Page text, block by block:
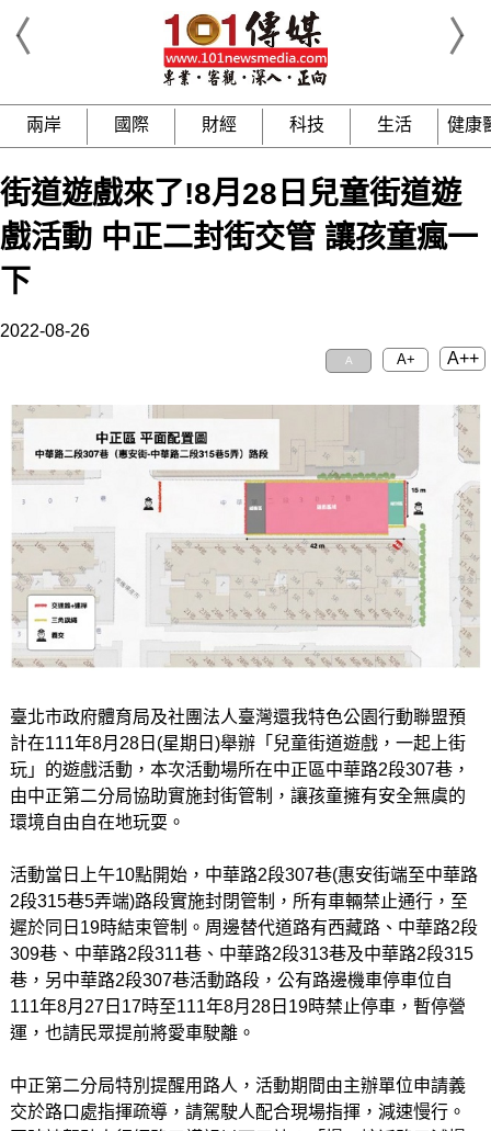
兩岸 國際 財經 科技 生活 健康
街道遊戲來了!8月28日兒童街道遊
戲活動 中正二封街交管 讓孩童瘋一
下
2022-08-26
A A+ A++
臺北市政府體育局及社團法人臺灣還我特色公園行動聯盟預
計在111年8月28日(星期日)舉辦「兒童街道遊戲，一起上街
玩」的遊戲活動，本次活動場所在中正區中華路2段307巷，
由中正第二分局協助實施封街管制，讓孩童擁有安全無虞的
環境自由自在地玩耍。
活動當日上午10點開始，中華路2段307巷(惠安街端至中華路
2段315巷5弄端)路段實施封閉管制，所有車輛禁止通行，至
遲於同日19時結束管制。周邊替代道路有西藏路、中華路2段
309巷、中華路2段311巷、中華路2段313巷及中華路2段315
巷，另中華路2段307巷活動路段，公有路邊機車停車位自
111年8月27日17時至111年8月28日19時禁止停車，暫停營
運，也請民眾提前將愛車駛離。
中正第二分局特別提醒用路人，活動期間由主辦單位申請義
交於路口處指揮疏導，請駕駛人配合現場指揮，減速慢行。